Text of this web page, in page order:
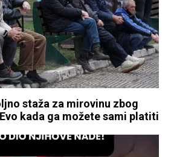
staža za mirovinu zbog
kada ga možete sami platiti